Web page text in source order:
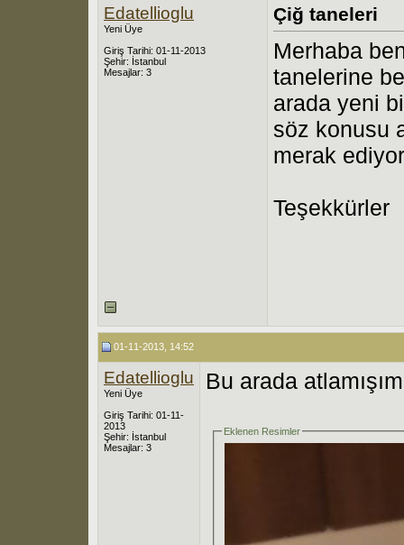
Edatellioglu
Yeni Üye
Giriş Tarihi: 01-11-2013
Şehir: İstanbul
Mesajlar: 3
Çiğ taneleri
Merhaba
tanelerine
arada yeni
söz konusu
merak
Teşekkürler
01-11-2013, 14:52
Edatellioglu
Yeni Üye
Giriş Tarihi: 01-11-
2013
Şehir: İstanbul
Mesajlar: 3
Bu arada
Eklenen Resimler